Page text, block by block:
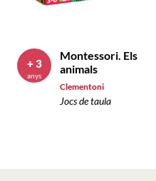
Montessori. Els
animals
Clementoni
Jocs de taula
+ 3
anys